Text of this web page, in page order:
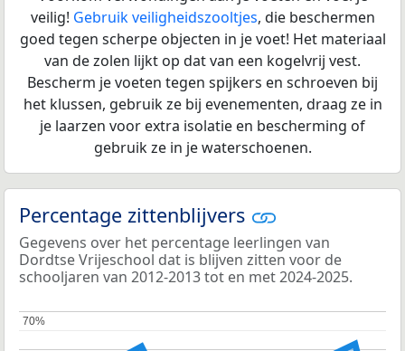
veilig! Gebruik veiligheidszooltjes, die beschermen
goed tegen scherpe objecten in je voet! Het materiaal
van de zolen lijkt op dat van een kogelvrij vest.
Bescherm je voeten tegen spijkers en schroeven bij
het klussen, gebruik ze bij evenementen, draag ze in
je laarzen voor extra isolatie en bescherming of
gebruik ze in je waterschoenen.
Percentage zittenblijvers
Gegevens over het percentage leerlingen van
Dordtse Vrijeschool dat is blijven zitten voor de
schooljaren van 2012-2013 tot en met 2024-2025.
70%
70%